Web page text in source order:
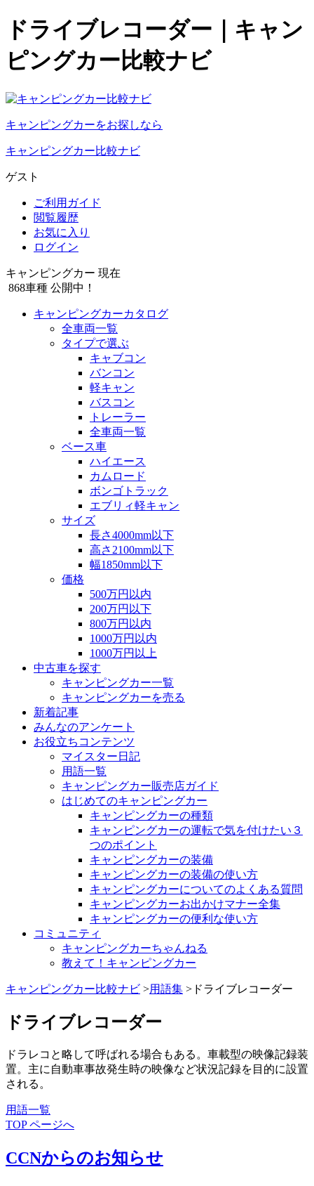
ドライブレコーダー｜キャン
ピングカー比較ナビ
キャンピングカーをお探しなら
キャンピングカー比較ナビ
ゲスト
ご利用ガイド
閲覧履歴
お気に入り
ログイン
キャンピングカー 現在
868車種 公開中！
キャンピングカーカタログ
全車両一覧
タイプで選ぶ
キャブコン
バンコン
軽キャン
バスコン
トレーラー
全車両一覧
ベース車
ハイエース
カムロード
ボンゴトラック
エブリィ軽キャン
サイズ
長さ4000mm以下
高さ2100mm以下
幅1850mm以下
価格
500万円以内
200万円以下
800万円以内
1000万円以内
1000万円以上
中古車を探す
キャンピングカー一覧
キャンピングカーを売る
新着記事
みんなのアンケート
お役立ちコンテンツ
マイスター日記
用語一覧
キャンピングカー販売店ガイド
はじめてのキャンピングカー
キャンピングカーの種類
キャンピングカーの運転で気を付けたい３
つのポイント
キャンピングカーの装備
キャンピングカーの装備の使い方
キャンピングカーについてのよくある質問
キャンピングカーお出かけマナー全集
キャンピングカーの便利な使い方
コミュニティ
キャンピングカーちゃんねる
教えて！キャンピングカー
キャンピングカー比較ナビ >用語集 >ドライブレコーダー
ドライブレコーダー
ドラレコと略して呼ばれる場合もある。車載型の映像記録装
置。主に自動車事故発生時の映像など状況記録を目的に設置
される。
用語一覧
TOP ページへ
CCNからのお知らせ